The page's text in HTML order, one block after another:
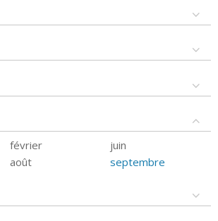
février
juin
août septembre